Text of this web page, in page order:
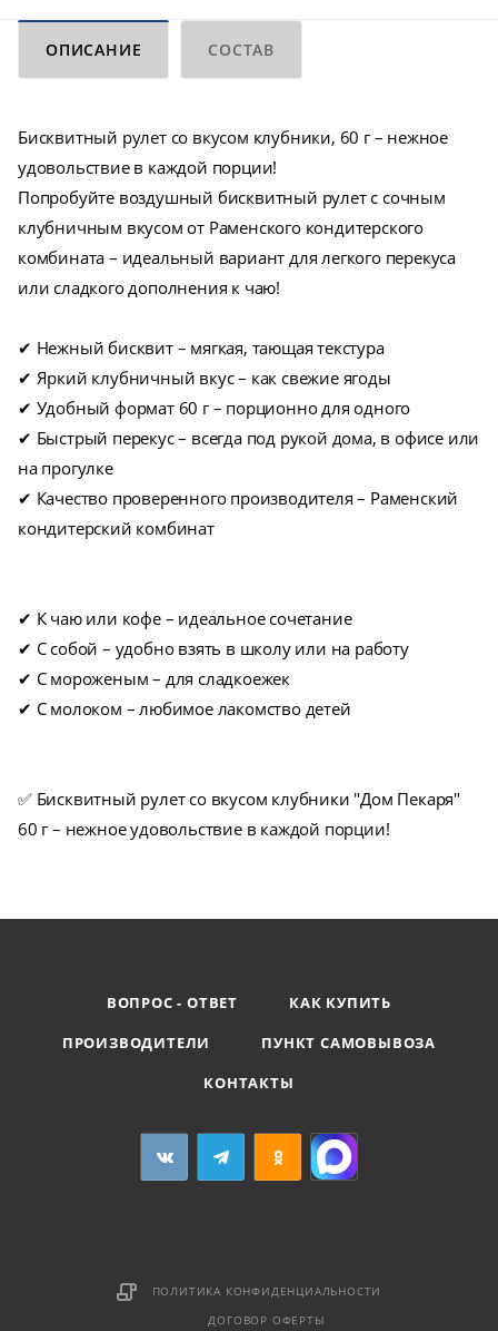
ОПИСАНИЕ СОСТАВ
Бисквитный рулет со вкусом клубники, 60 г – нежное
удовольствие в каждой порции!
Попробуйте воздушный бисквитный рулет с сочным
клубничным вкусом от Раменского кондитерского
комбината – идеальный вариант для легкого перекуса
или сладкого дополнения к чаю!
✔ Нежный бисквит – мягкая, тающая текстура
✔ Яркий клубничный вкус – как свежие ягоды
✔ Удобный формат 60 г – порционно для одного
✔ Быстрый перекус – всегда под рукой дома, в офисе или
на прогулке
✔ Качество проверенного производителя – Раменский
кондитерский комбинат
✔ К чаю или кофе – идеальное сочетание
✔ С собой – удобно взять в школу или на работу
✔ С мороженым – для сладкоежек
✔ С молоком – любимое лакомство детей
✅ Бисквитный рулет со вкусом клубники "Дом Пекаря"
60 г – нежное удовольствие в каждой порции!
ВОПРОС - ОТВЕТ
КАК КУПИТЬ
ПРОИЗВОДИТЕЛИ
ПУНКТ САМОВЫВОЗА
КОНТАКТЫ
ПОЛИТИКА КОНФИДЕНЦИАЛЬНОСТИ
ДОГОВОР ОФЕРТЫ